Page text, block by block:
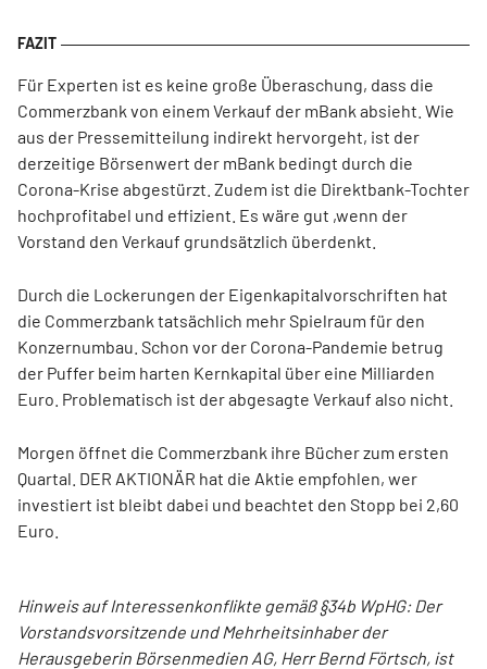
Für Experten ist es keine große Überaschung, dass die
Commerzbank von einem Verkauf der mBank absieht. Wie
aus der Pressemitteilung indirekt hervorgeht, ist der
derzeitige Börsenwert der mBank bedingt durch die
Corona-Krise abgestürzt. Zudem ist die Direktbank-Tochter
hochprofitabel und effizient. Es wäre gut ,wenn der
Vorstand den Verkauf grundsätzlich überdenkt.
Durch die Lockerungen der Eigenkapitalvorschriften hat
die Commerzbank tatsächlich mehr Spielraum für den
Konzernumbau. Schon vor der Corona-Pandemie betrug
der Puffer beim harten Kernkapital über eine Milliarden
Euro. Problematisch ist der abgesagte Verkauf also nicht.
Morgen öffnet die Commerzbank ihre Bücher zum ersten
Quartal. DER AKTIONÄR hat die Aktie empfohlen, wer
investiert ist bleibt dabei und beachtet den Stopp bei 2,60
Euro.
Hinweis auf Interessenkonflikte gemäß §34b WpHG: Der
Vorstandsvorsitzende und Mehrheitsinhaber der
Herausgeberin Börsenmedien AG, Herr Bernd Förtsch, ist